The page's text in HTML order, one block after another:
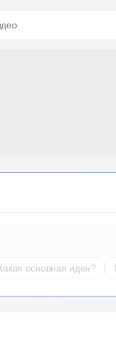
основная идея?